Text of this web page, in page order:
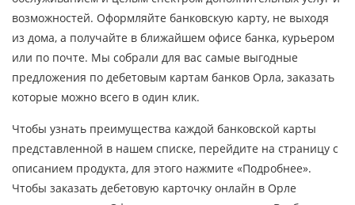
возможностей. Оформляйте банковскую карту, не выходя
из дома, а получайте в ближайшем офисе банка, курьером
или по почте. Мы собрали для вас самые выгодные
предложения по дебетовым картам банков Орла, заказать
которые можно всего в один клик.
Чтобы узнать преимущества каждой банковской карты
представленной в нашем списке, перейдите на страницу с
описанием продукта, для этого нажмите «Подробнее».
Чтобы заказать дебетовую карточку онлайн в Орле